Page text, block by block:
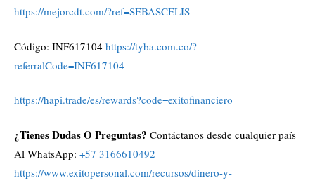
https://mejorcdt.com/?ref=SEBASCELIS
Código: INF617104 https://tyba.com.co/?
referralCode=INF617104
https://hapi.trade/es/rewards?code=exitofinanciero
¿Tienes Dudas O Preguntas? Contáctanos desde cualquier país
Al WhatsApp: +57 3166610492
https://www.exitopersonal.com/recursos/dinero-y-